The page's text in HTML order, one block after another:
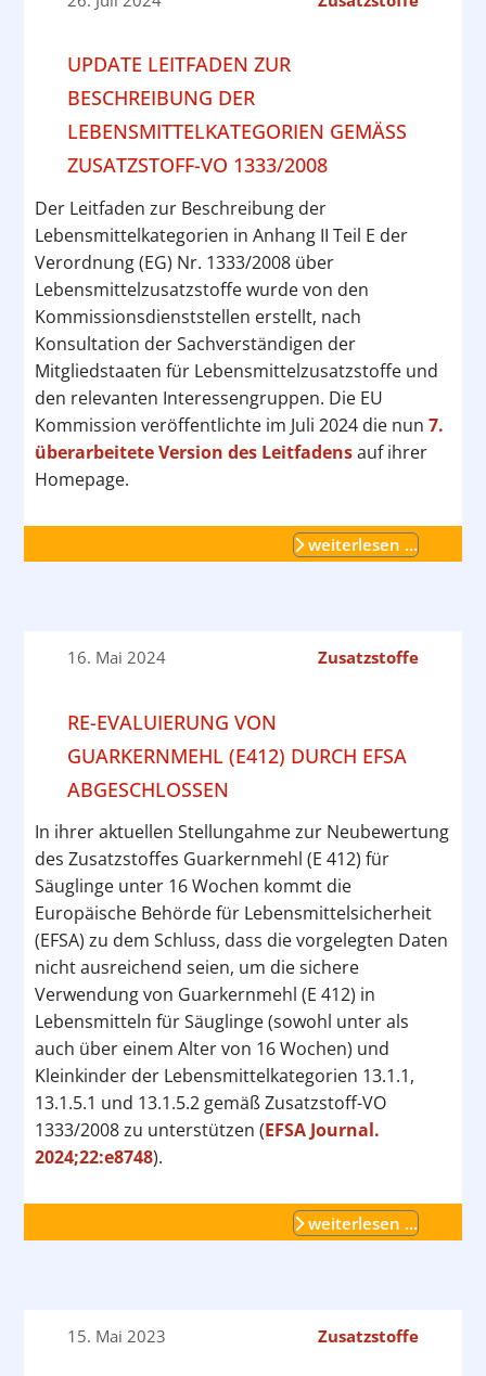
UPDATE LEITFADEN ZUR
BESCHREIBUNG DER
LEBENSMITTELKATEGORIEN GEMÄSS Z
USATZSTOFF-VO 1333/2008
Der Leitfaden zur Beschreibung der
Lebensmittelkategorien in Anhang II Teil E der
Verordnung (EG) Nr. 1333/2008 über
Lebensmittelzusatzstoffe wurde von den
Kommissionsdienststellen erstellt, nach
Konsultation der Sachverständigen der
Mitgliedstaaten für Lebensmittelzusatzstoffe und
den relevanten Interessengruppen. Die EU
Kommission veröffentlichte im Juli 2024 die nun 7.
überarbeitete Version des Leitfadensauf ihrer
Homepage.
weiterlesen …
16. Mai 2024 Zusatzstoffe
RE-EVALUIERUNG VON
GUARKERNMEHL (E412) DURCH EFSA
ABGESCHLOSSEN
In ihrer aktuellen Stellungahme zur Neubewertung
des Zusatzstoffes Guarkernmehl (E 412) für
Säuglinge unter 16 Wochen kommt die
Europäische Behörde für Lebensmittelsicherheit
(EFSA) zu dem Schluss, dass die vorgelegten Daten
nicht ausreichend seien, um die sichere
Verwendung von Guarkernmehl (E 412) in
Lebensmitteln für Säuglinge (sowohl unter als
auch über einem Alter von 16 Wochen) und
Kleinkinder der Lebensmittelkategorien 13.1.1,
13.1.5.1 und 13.1.5.2 gemäß Zusatzstoff-VO
1333/2008 zu unterstützen (EFSA Journal.
2024;22:e8748).
weiterlesen …
15. Mai 2023 Zusatzstoffe